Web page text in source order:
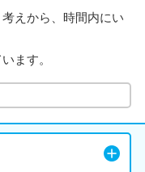
えから、時間内にい
ます。